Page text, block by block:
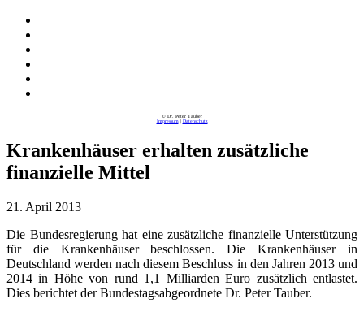
© Dr. Peter Tauber
Impressum| Datenschutz
Krankenhäuser erhalten zusätzliche
finanzielle Mittel
21. April 2013
Die Bundesregierung hat eine zusätzliche finanzielle Unterstützung
für die Krankenhäuser beschlossen. Die Krankenhäuser in
Deutschland werden nach diesem Beschluss in den Jahren 2013 und
2014 in Höhe von rund 1,1 Milliarden Euro zusätzlich entlastet.
Dies berichtet der Bundestagsabgeordnete Dr. Peter Tauber.